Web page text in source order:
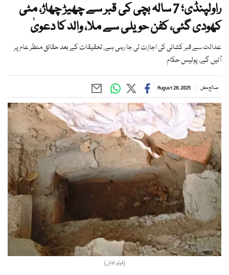
راولپنڈی؛ 7 سالہ بچی کی قبر سے چھیڑ چھاڑ، مٹی
کھودی گئی، کفن حویلی سے ملا، والد کا دعویٰ
عدالت سے قبر کشائی کی اجازت لی جا رہی ہے، تحقیقات کے بعد حقائق منظر عام پر
آئیں گے، پولیس حکام
صالح مغل August 28, 2025
(فوٹو: فائل)